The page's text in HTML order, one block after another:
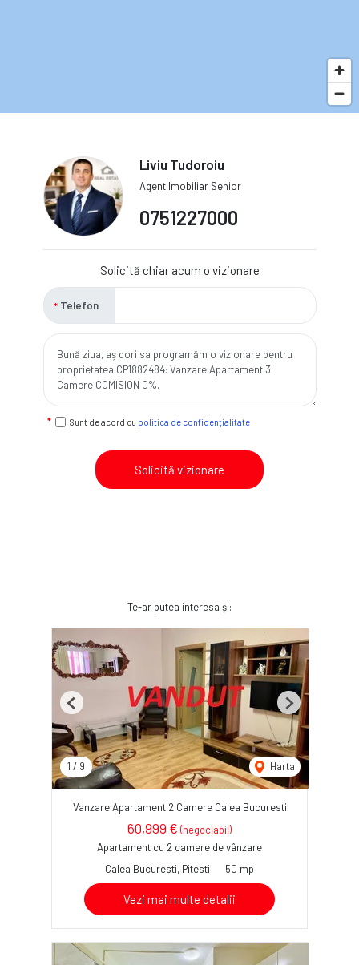
Liviu Tudoroiu
Agent Imobiliar Senior
0751227000
Solicită chiar acum o vizionare
Telefon
Sunt de acord cu politica de confidențialitate
Solicită vizionare
Te-ar putea interesa și:
1 / 9 Harta
Previous Next
Vanzare Apartament 2 Camere Calea Bucuresti
60,999 € (negociabil)
Apartament cu 2 camere de vânzare
Calea Bucuresti, Pitesti
50 mp
Vezi mai multe detalii